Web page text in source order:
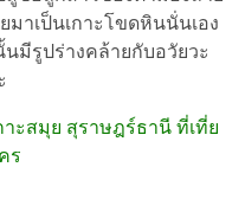
มาเป็นเกาะโขดหินนั่นเอง
มีรูปร่างคล้ายกับอวัยวะ
ะสมุย สุราษฎร์ธานี ที่เที่ย
ร